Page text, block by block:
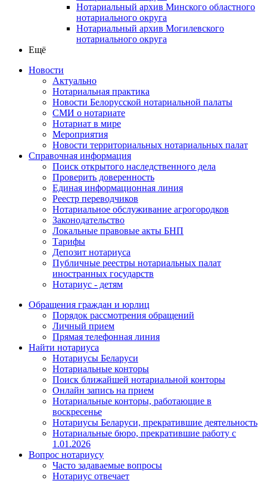
Нотариальный архив Минского областного
нотариального округа
Нотариальный архив Могилевского
нотариального округа
Ещё
Новости
Актуально
Нотариальная практика
Новости Белорусской нотариальной палаты
СМИ о нотариате
Нотариат в мире
Мероприятия
Новости территориальных нотариальных палат
Справочная информация
Поиск открытого наследственного дела
Проверить доверенность
Единая информационная линия
Реестр переводчиков
Нотариальное обслуживание агрогородков
Законодательство
Локальные правовые акты БНП
Тарифы
Депозит нотариуса
Публичные реестры нотариальных палат
иностранных государств
Нотариус - детям
Обращения граждан и юрлиц
Порядок рассмотрения обращений
Личный прием
Прямая телефонная линия
Найти нотариуса
Нотариусы Беларуси
Нотариальные конторы
Поиск ближайшей нотариальной конторы
Онлайн запись на прием
Нотариальные конторы, работающие в
воскресенье
Нотариусы Беларуси, прекратившие деятельность
Нотариальные бюро, прекратившие работу с
1.01.2026
Вопрос нотариусу
Часто задаваемые вопросы
Нотариус отвечает